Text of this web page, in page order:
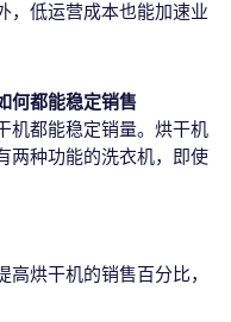
，低运营成本也能加速业
何都能稳定销售
机都能稳定销量。烘干机
两种功能的洗衣机，即使
烘干机的销售百分比，